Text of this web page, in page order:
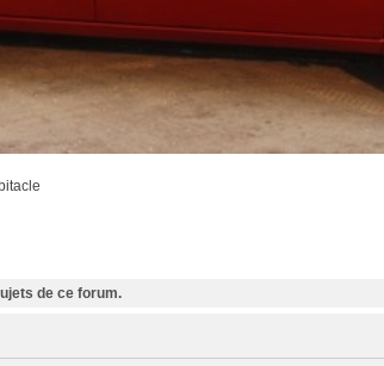
de ce forum.